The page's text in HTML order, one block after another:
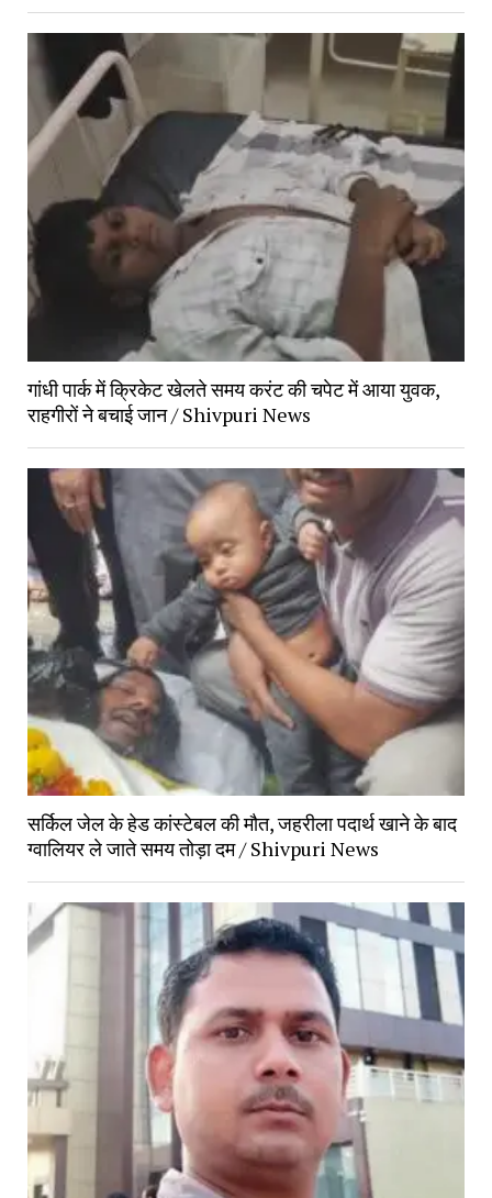
गांधी पार्क में क्रिकेट खेलते समय करंट की चपेट में आया युवक,
राहगीरों ने बचाई जान / Shivpuri News
सर्किल जेल के हेड कांस्टेबल की मौत, जहरीला पदार्थ खाने के बाद
ग्वालियर ले जाते समय तोड़ा दम / Shivpuri News